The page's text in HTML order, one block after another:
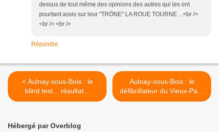
dessus de tout même des opinions des autres qui les ont
pourtant assis sur leur "TRÖNE" LA ROUE TOURNE ...<br />
<br /> <br />
Répondre
< Aulnay-sous-Bois : le
blind test... résultat...
Aulnay-sous-Bois : le
défibrillateur du Vieux-Pays
a disparu... >
Hébergé par Overblog